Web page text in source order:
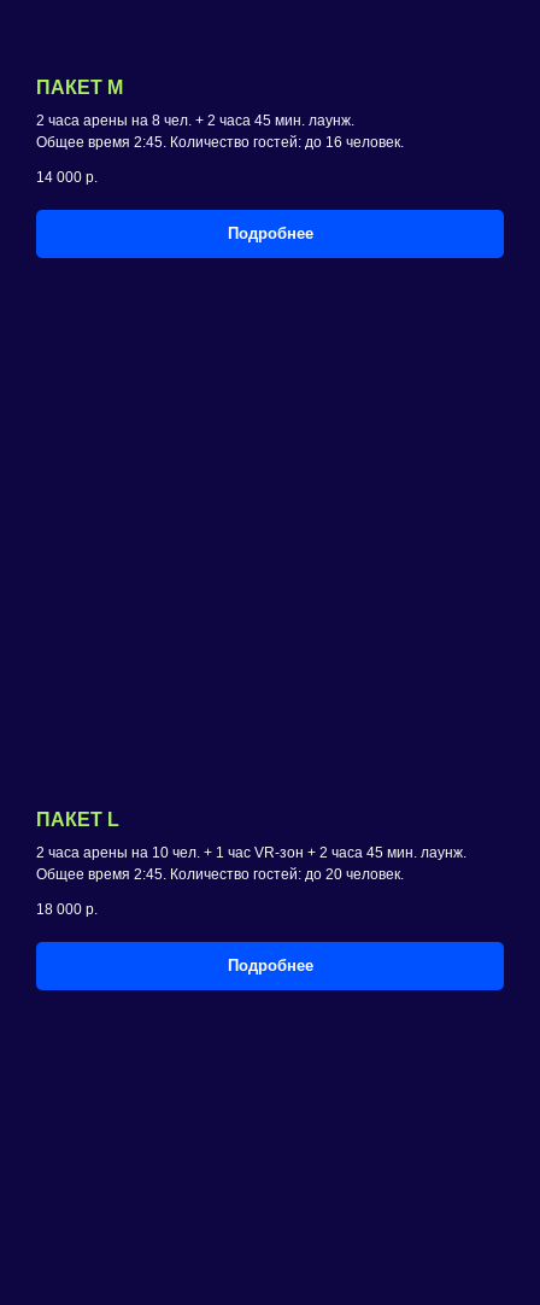
ПАКЕТ M
2 часа арены на 8 чел. + 2 часа 45 мин. лаунж.
Общее время 2:45. Количество гостей: до 16 человек.
14 000 р.
Подробнее
ПАКЕТ L
2 часа арены на 10 чел. + 1 час VR-зон + 2 часа 45 мин. лаунж.
Общее время 2:45. Количество гостей: до 20 человек.
18 000 р.
Подробнее